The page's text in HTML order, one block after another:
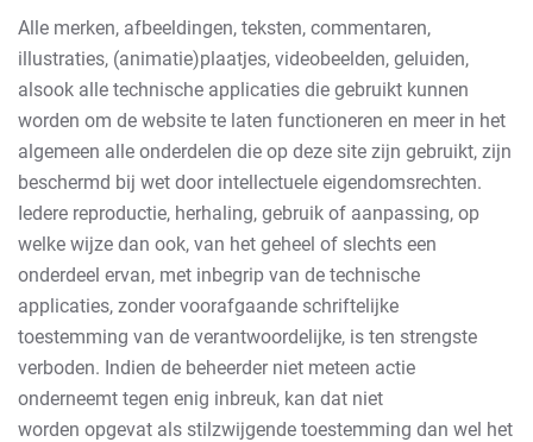
Alle merken, afbeeldingen, teksten, commentaren,
illustraties, (animatie)plaatjes, videobeelden, geluiden,
alsook alle technische applicaties die gebruikt kunnen
worden om de website te laten functioneren en meer in het
algemeen alle onderdelen die op deze site zijn gebruikt, zijn
beschermd bij wet door intellectuele eigendomsrechten.
Iedere reproductie, herhaling, gebruik of aanpassing, op
welke wijze dan ook, van het geheel of slechts een
onderdeel ervan, met inbegrip van de technische
applicaties, zonder voorafgaande schriftelijke
toestemming van de verantwoordelijke, is ten strengste
verboden. Indien de beheerder niet meteen actie
onderneemt tegen enig inbreuk, kan dat niet
worden opgevat als stilzwijgende toestemming dan wel het